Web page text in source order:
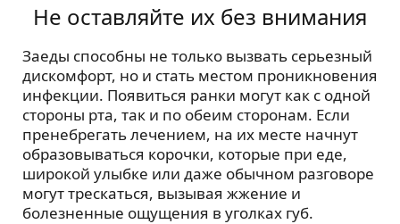
Не оставляйте их без внимания
Заеды способны не только вызвать серьезный
дискомфорт, но и стать местом проникновения
инфекции. Появиться ранки могут как с одной
стороны рта, так и по обеим сторонам. Если
пренебрегать лечением, на их месте начнут
образовываться корочки, которые при еде,
широкой улыбке или даже обычном разговоре
могут трескаться, вызывая жжение и
болезненные ощущения в уголках губ.